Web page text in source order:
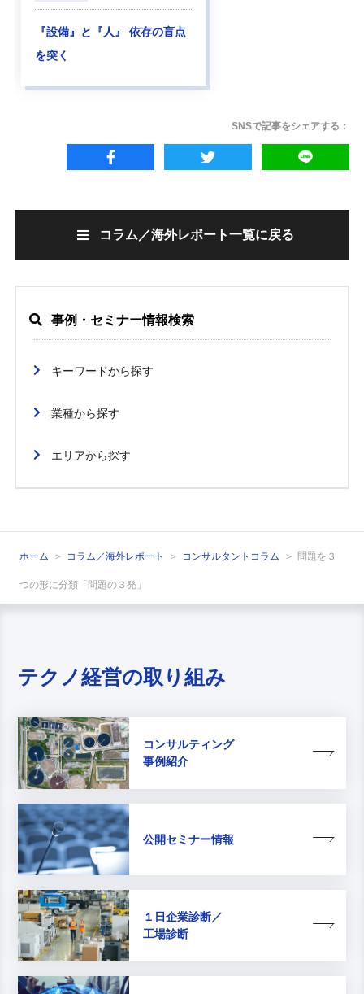
『設備』と『人』 依存の盲点
を突く
SNSで記事をシェアする：
コラム／海外レポート一覧に戻る
事例・セミナー情報検索
キーワードから探す
業種から探す
エリアから探す
ホーム コラム／海外レポート コンサルタントコラム 問題を３
つの形に分類「問題の３発」
テクノ経営の取り組み
コンサルティング
事例紹介
公開セミナー情報
１日企業診断／
工場診断